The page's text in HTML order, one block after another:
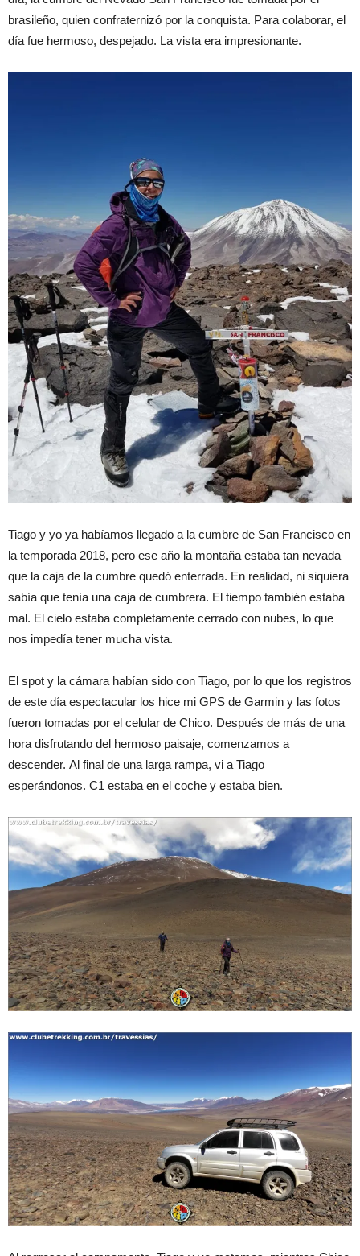
brasileño, quien confraternizó por la conquista. Para colaborar, el
día fue hermoso, despejado. La vista era impresionante.
Tiago y yo ya habíamos llegado a la cumbre de San Francisco en
la temporada 2018, pero ese año la montaña estaba tan nevada
que la caja de la cumbre quedó enterrada. En realidad, ni siquiera
sabía que tenía una caja de cumbrera. El tiempo también estaba
mal. El cielo estaba completamente cerrado con nubes, lo que
nos impedía tener mucha vista.
El spot y la cámara habían sido con Tiago, por lo que los registros
de este día espectacular los hice mi GPS de Garmin y las fotos
fueron tomadas por el celular de Chico. Después de más de una
hora disfrutando del hermoso paisaje, comenzamos a
descender. Al final de una larga rampa, vi a Tiago
esperándonos. C1 estaba en el coche y estaba bien.